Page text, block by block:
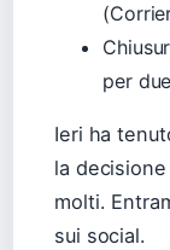
per
Ieri ha
la
molti.
sui social.